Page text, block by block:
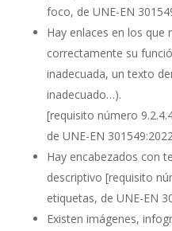
foco, de UNE-EN
Hay enlaces en los que
correctamente su
inadecuada, un texto
inadecuado…).
[requisito número
de UNE-EN
Hay encabezados con
descriptivo [requisito
etiquetas, de UNE-EN
Existen imágenes,